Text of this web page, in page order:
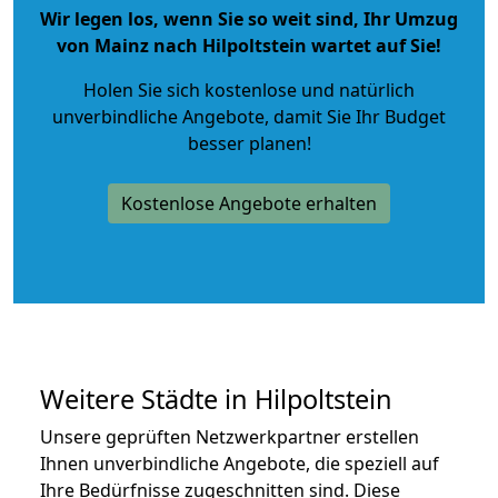
Wir legen los, wenn Sie so weit sind, Ihr Umzug
von Mainz nach Hilpoltstein wartet auf Sie!
Holen Sie sich kostenlose und natürlich
unverbindliche Angebote, damit Sie Ihr Budget
besser planen!
Kostenlose Angebote erhalten
Weitere Städte in Hilpoltstein
Unsere geprüften Netzwerkpartner erstellen
Ihnen unverbindliche Angebote, die speziell auf
Ihre Bedürfnisse zugeschnitten sind. Diese